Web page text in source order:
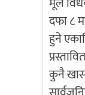
दफा ८
हुने
कुनै खास